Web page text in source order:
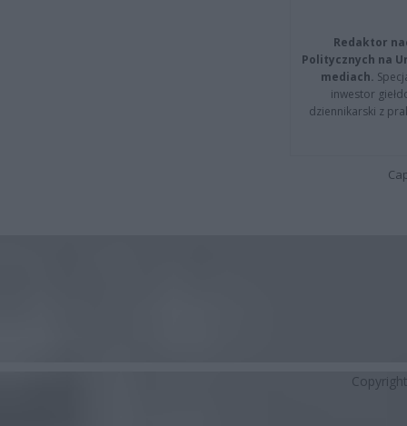
Redaktor
Politycznych na
mediach.
inwestor
dziennikarski z